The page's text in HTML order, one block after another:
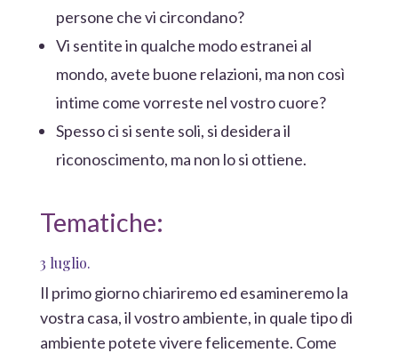
persone che vi circondano?
Vi sentite in qualche modo estranei al
mondo, avete buone relazioni, ma non così
intime come vorreste nel vostro cuore?
Spesso ci si sente soli, si desidera il
riconoscimento, ma non lo si ottiene.
Tematiche:
3 luglio.
Il primo giorno chiariremo ed esamineremo la
vostra casa, il vostro ambiente, in quale tipo di
ambiente potete vivere felicemente. Come